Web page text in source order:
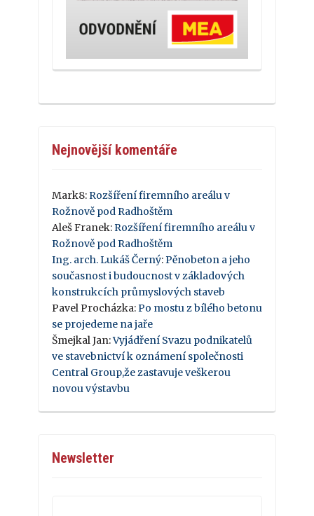
Nejnovější komentáře
Mark8: Rozšíření firemního areálu v
Rožnově pod Radhoštěm
Aleš Franek: Rozšíření firemního areálu v
Rožnově pod Radhoštěm
Ing. arch. Lukáš Černý: Pěnobeton a jeho
současnost i budoucnost v základových
konstrukcích průmyslových staveb
Pavel Procházka: Po mostu z bílého betonu
se projedeme na jaře
Šmejkal Jan:Vyjádření Svazu podnikatelů
ve stavebnictví k oznámení společnosti
Central Group,že zastavuje veškerou
novou výstavbu
Newsletter